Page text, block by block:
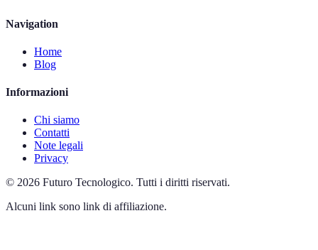
Navigation
Home
Blog
Informazioni
Chi siamo
Contatti
Note legali
Privacy
© 2026 Futuro Tecnologico. Tutti i diritti riservati.
Alcuni link sono link di affiliazione.